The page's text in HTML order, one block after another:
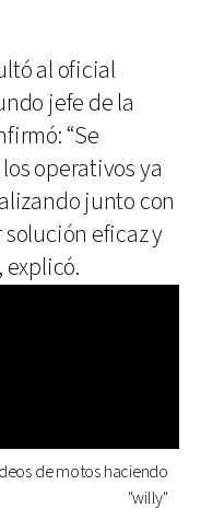
al oficial
jefe de la
“Se
operativos ya
junto con
eficaz y
de motos haciendo
"willy"